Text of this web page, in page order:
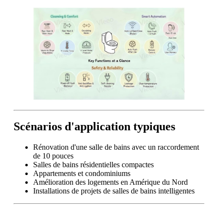
Scénarios d'application typiques
Rénovation d'une salle de bains avec un raccordement
de 10 pouces
Salles de bains résidentielles compactes
Appartements et condominiums
Amélioration des logements en Amérique du Nord
Installations de projets de salles de bains intelligentes